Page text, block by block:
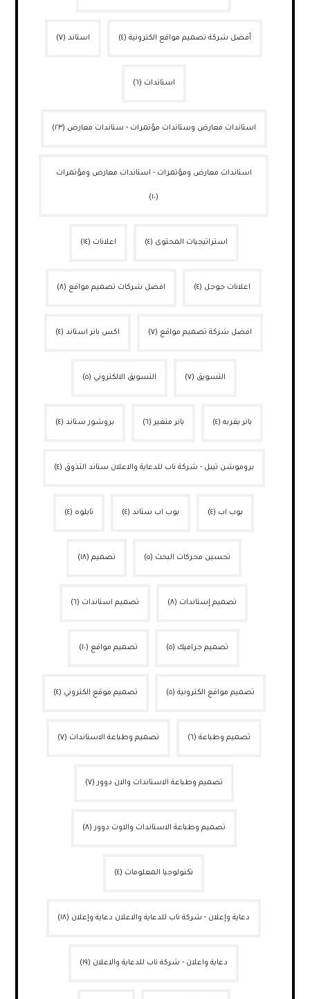
أفضل شركة تصميم مواقع الكترونية (٤) استاند (٧)
استاندات (٦)
استاندات معارض وستاندات مؤتمرات - ستاندات معارض (٢٣)
استاندات معارض ومؤتمرات - استاندات معارض ومؤتمرات
(١٠)
استراتيجيات المحتوى (٤) اعلانات (١٤)
اعلانات جوجل (٤) افضل شركات تصميم مواقع (٨)
افضل شركة تصميم مواقع (٧) اكس بانر استاند (٤)
التسويق (٧) التسويق الالكتروني (٥)
بانر بقربه (٤) بانر متغير (٦) بروشور ستاند (٤)
بروموشن تيبل - شركة ناب للدعاية والاعلان ستاند التذوق (٤)
بوب اب (٤) بوب اب ستاند (٤) تابلوه (٤)
تحسين محركات البحث (٥) تصميم (١٨)
تصميم إستاندات (٨) تصميم استاندات (٦)
تصميم جرافيك (٥) تصميم مواقع (١٠)
تصميم مواقع الكترونية (٥) تصميم موقع الكتروني (٤)
تصميم وطباعة (٦) تصميم وطباعة الاستاندات (٧)
تصميم وطباعة الاستاندات والان دوور (٧)
تصميم وطباعة الاستاندات والاوت دوور (٨)
تكنولوجيا المعلومات (٤)
دعاية وإعلان - شركة ناب للدعاية والاعلان دعاية وإعلان (١٨)
دعاية واعلان - شركة ناب للدعاية والاعلان (١٩)